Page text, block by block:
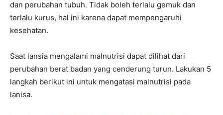
dan perubahan tubuh. Tidak boleh terlalu gemuk dan
terlalu kurus, hal ini karena dapat mempengaruhi
kesehatan.
Saat lansia mengalami malnutrisi dapat dilihat dari
perubahan berat badan yang cenderung turun. Lakukan 5
langkah berikut ini untuk mengatasi malnutrisi pada
lanisa.